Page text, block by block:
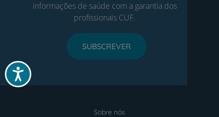
Acessibilidade
informações de saúde com a garantia dos
profissionais CUF.
SUBSCREVER
Sobre nós